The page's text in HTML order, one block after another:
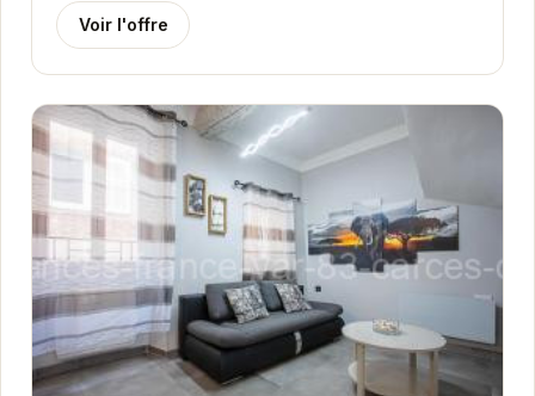
Voir l'offre